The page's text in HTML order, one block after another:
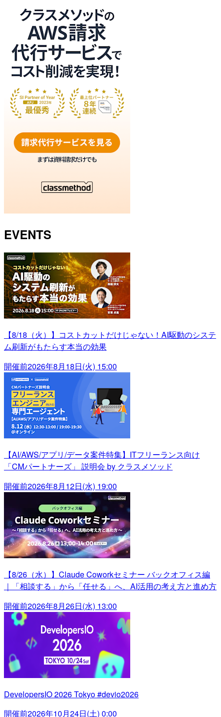
EVENTS
【8/18（火）】コストカットだけじゃない！AI駆動のシステ
ム刷新がもたらす本当の効果
開催前2026年8月18日(火) 15:00
【AI/AWS/アプリ/データ案件特集】ITフリーランス向け
「CMパートナーズ」 説明会 by クラスメソッド
開催前2026年8月12日(水) 19:00
【8/26（水）】Claude Coworkセミナー バックオフィス編
｜「相談する」から「任せる」へ、AI活用の考え方と進め方
開催前2026年8月26日(水) 13:00
DevelopersIO 2026 Tokyo #devio2026
開催前2026年10月24日(土) 0:00